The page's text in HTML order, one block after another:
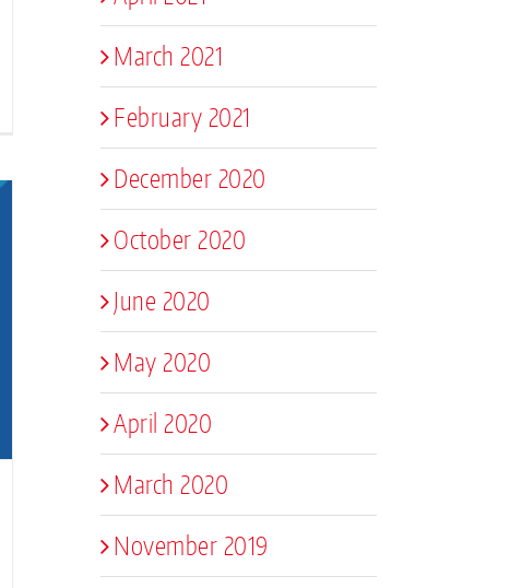
March 2021
February 2021
December 2020
October 2020
June 2020
May 2020
April 2020
March 2020
November 2019